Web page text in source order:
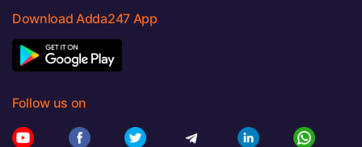
Download Adda247 App
Follow us on